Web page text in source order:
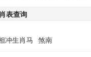
表查询
冲生肖马 煞南